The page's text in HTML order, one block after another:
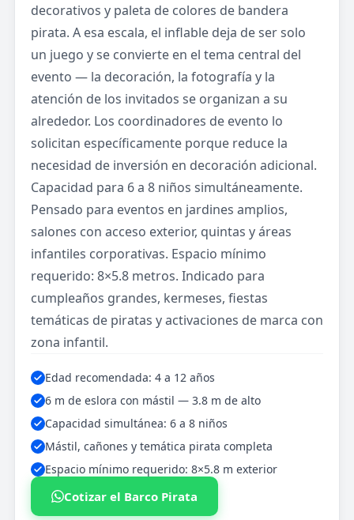
decorativos y paleta de colores de bandera
pirata. A esa escala, el inflable deja de ser solo
un juego y se convierte en el tema central del
evento — la decoración, la fotografía y la
atención de los invitados se organizan a su
alrededor. Los coordinadores de evento lo
solicitan específicamente porque reduce la
necesidad de inversión en decoración adicional.
Capacidad para 6 a 8 niños simultáneamente.
Pensado para eventos en jardines amplios,
salones con acceso exterior, quintas y áreas
infantiles corporativas. Espacio mínimo
requerido: 8×5.8 metros. Indicado para
cumpleaños grandes, kermeses, fiestas
temáticas de piratas y activaciones de marca con
zona infantil.
Edad recomendada: 4 a 12 años
6 m de eslora con mástil — 3.8 m de alto
Capacidad simultánea: 6 a 8 niños
Mástil, cañones y temática pirata completa
Espacio mínimo requerido: 8×5.8 m exterior
Cotizar el Barco Pirata